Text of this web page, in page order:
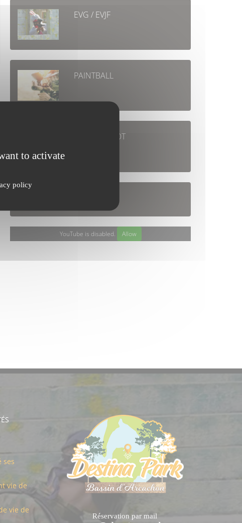
EVG / EVJF
PAINTBALL
BUBBLE FOOT
YouTube is disabled. Allow
ses
vie de
vie de
Réservation par mail
to activate
policy